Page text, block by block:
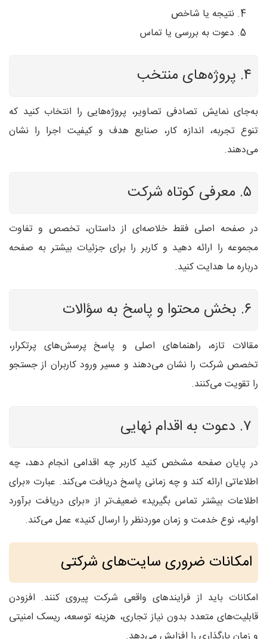
نتیجه یا شاخص
دعوت به بررسی یا تماس
۴. پروژه‌های منتخب
به‌جای نمایش تصادفی تصاویر، پروژه‌هایی را انتخاب کنید که
تنوع تجربه، اندازه کار، صنایع هدف و کیفیت اجرا را نشان
می‌دهند.
۵. معرفی کوتاه شرکت
در صفحه اصلی فقط خلاصه‌ای از داستان، تخصص و تفاوت
مجموعه را ارائه دهید و کاربر را برای جزئیات بیشتر به صفحه
درباره ما هدایت کنید.
۶. بخش محتوا و پاسخ به سؤالات
مقالات تازه، راهنماهای اصلی و پاسخ پرسش‌های پرتکرار،
تخصص شرکت را نشان می‌دهند و مسیر ورود کاربران از جستجو
را تقویت می‌کنند.
۷. دعوت به اقدام نهایی
در پایان صفحه مشخص کنید کاربر چه اقدامی انجام دهد، چه
اطلاعاتی ارائه کند و چه زمانی پاسخ دریافت می‌کند. عبارت «برای
اطلاعات بیشتر تماس بگیرید» ضعیف‌تر از «برای دریافت برآورد
اولیه، نوع خدمت و زمان موردنظر را ارسال کنید» عمل می‌کند.
امکانات ضروری سایت‌های شرکتی
امکانات باید از فرایندهای واقعی شرکت پیروی کنند. افزودن
قابلیت‌های متعدد بدون نیاز تجاری، هزینه توسعه، ریسک امنیتی